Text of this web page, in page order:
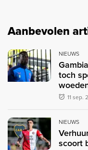
Aanbevolen
NIEUWS
toch
11 sep.
NIEUWS
scoort